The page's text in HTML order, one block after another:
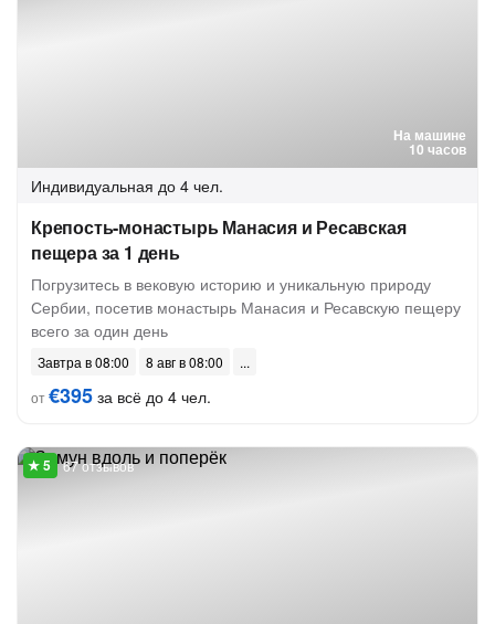
На машине
10 часов
Индивидуальная до 4 чел.
Крепость-монастырь Манасия и Ресавская
пещера за 1 день
Погрузитесь в вековую историю и уникальную природу
Сербии, посетив монастырь Манасия и Ресавскую пещеру
всего за один день
Завтра в 08:00
8 авг в 08:00
от€395 за всё до 4 чел.
67 отзывов